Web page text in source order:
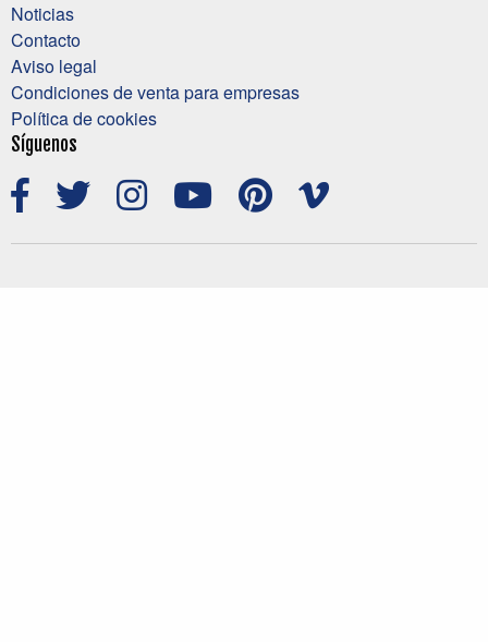
Noticias
Contacto
Aviso legal
Condiciones de venta para empresas
Política de cookies
Síguenos